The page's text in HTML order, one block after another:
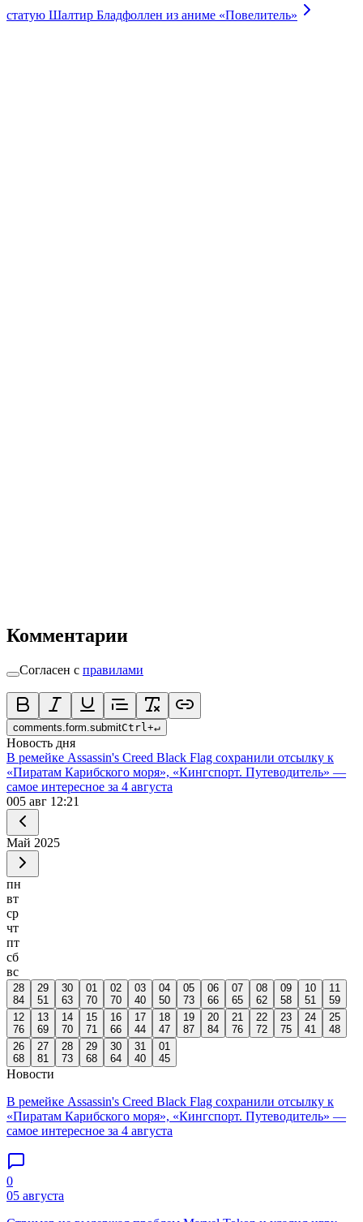
статую Шалтир Бладфоллен из аниме «Повелитель»
Комментарии
Согласен с правилами
comments.form.submitCtrl +↵
Новость дня
В ремейке Assassin's Creed Black Flag сохранили отсылку к
«Пиратам Карибского моря», «Кингспорт. Путеводитель» —
самое интересное за 4 августа
005 авг 12:21
Май 2025
пн
вт
ср
чт
пт
сб
вс
28
84
29
51
30
63
01
70
02
70
03
40
04
50
05
73
06
66
07
65
08
62
09
58
10
51
11
59
12
76
13
69
14
70
15
71
16
66
17
44
18
47
19
87
20
84
21
76
22
72
23
75
24
41
25
48
26
68
27
81
28
73
29
68
30
64
31
40
01
45
Новости
В ремейке Assassin's Creed Black Flag сохранили отсылку к
«Пиратам Карибского моря», «Кингспорт. Путеводитель» —
самое интересное за 4 августа
0
05 августа